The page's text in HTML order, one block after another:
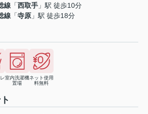
線 「西取手 」駅 徒歩10分
線 「寺原 」駅 徒歩18分
室内洗濯機
置場
ネット使用
料無料